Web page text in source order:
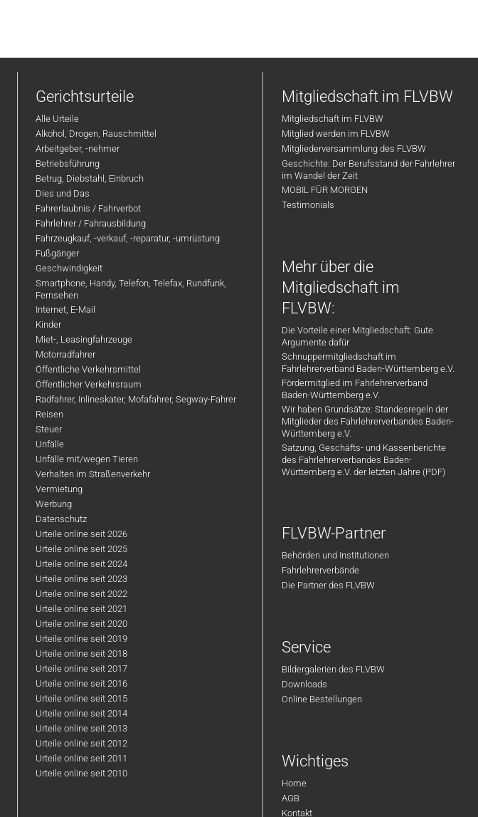
Gerichtsurteile
Alle Urteile
Alkohol, Drogen, Rauschmittel
Arbeitgeber, -nehmer
Betriebsführung
Betrug, Diebstahl, Einbruch
Dies und Das
Fahrerlaubnis / Fahrverbot
Fahrlehrer / Fahrausbildung
Fahrzeugkauf, -verkauf, -reparatur, -umrüstung
Fußgänger
Geschwindigkeit
Smartphone, Handy, Telefon, Telefax, Rundfunk,
Fernsehen
Internet, E-Mail
Kinder
Miet-, Leasingfahrzeuge
Motorradfahrer
Öffentliche Verkehrsmittel
Öffentlicher Verkehrsraum
Radfahrer, Inlineskater, Mofafahrer, Segway-Fahrer
Reisen
Steuer
Unfälle
Unfälle mit/wegen Tieren
Verhalten im Straßenverkehr
Vermietung
Werbung
Datenschutz
Urteile online seit 2026
Urteile online seit 2025
Urteile online seit 2024
Urteile online seit 2023
Urteile online seit 2022
Urteile online seit 2021
Urteile online seit 2020
Urteile online seit 2019
Urteile online seit 2018
Urteile online seit 2017
Urteile online seit 2016
Urteile online seit 2015
Urteile online seit 2014
Urteile online seit 2013
Urteile online seit 2012
Urteile online seit 2011
Urteile online seit 2010
Mitgliedschaft im FLVBW
Mitgliedschaft im FLVBW
Mitglied werden im FLVBW
Mitgliederversammlung des FLVBW
Geschichte: Der Berufsstand der Fahrlehrer
im Wandel der Zeit
MOBIL FÜR MORGEN
Testimonials
Mehr über die
Mitgliedschaft im
FLVBW:
Die Vorteile einer Mitgliedschaft: Gute
Argumente dafür
Schnuppermitgliedschaft im
Fahrlehrerverband Baden-Württemberg e.V.
Fördermitglied im Fahrlehrerverband
Baden-Württemberg e.V.
Wir haben Grundsätze: Standesregeln der
Mitglieder des Fahrlehrerverbandes Baden-
Württemberg e.V.
Satzung, Geschäfts- und Kassenberichte
des Fahrlehrerverbandes Baden-
Württemberg e.V. der letzten Jahre (PDF)
FLVBW-Partner
Behörden und Institutionen
Fahrlehrerverbände
Die Partner des FLVBW
Service
Bildergalerien des FLVBW
Downloads
Online Bestellungen
Wichtiges
Home
AGB
Kontakt